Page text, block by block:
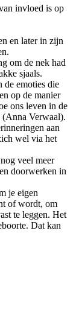
invloed is op
en later in zijn
om de nek had
sjaals.
de emoties die
op de manier
ons leven in de
(Anna Verwaal).
aan
wel via het
veel meer
doorwerken in
je eigen
of wordt, om
te leggen. Het
Dat kan